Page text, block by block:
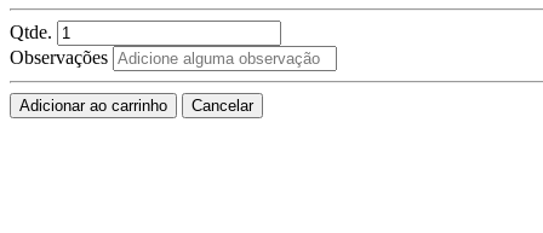
Qtde.
Observações
Adicionar ao carrinho Cancelar